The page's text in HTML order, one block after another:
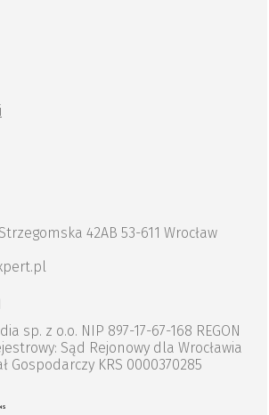
42AB 53-611 Wrocław
sp. z o.o. NIP 897-17-67-168 REGON
Sąd Rejonowy dla Wrocławia
Gospodarczy KRS 0000370285